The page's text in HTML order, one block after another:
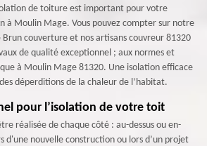
de toiture est important pour votre
à Moulin Mage. Vous pouvez compter sur notre
couverture et nos artisans couvreur 81320
de qualité exceptionnel ; aux normes et
à Moulin Mage 81320. Une isolation efficace
déperditions de la chaleur de l’habitat.
pour l’isolation de votre toit
réalisée de chaque côté : au-dessus ou en-
d'une nouvelle construction ou lors d’un projet